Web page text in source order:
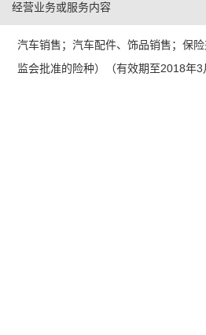
经营业务或服务内容
汽车销售；汽车配件、饰品销售；保
监会批准的险种）（有效期至2018年